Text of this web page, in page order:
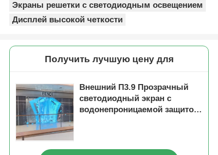
Экраны решетки с светодиодным освещением
Дисплей высокой четкости
Получить лучшую цену для
Внешний П3.9 Прозрачный
светодиодный экран с
водонепроницаемой защитой